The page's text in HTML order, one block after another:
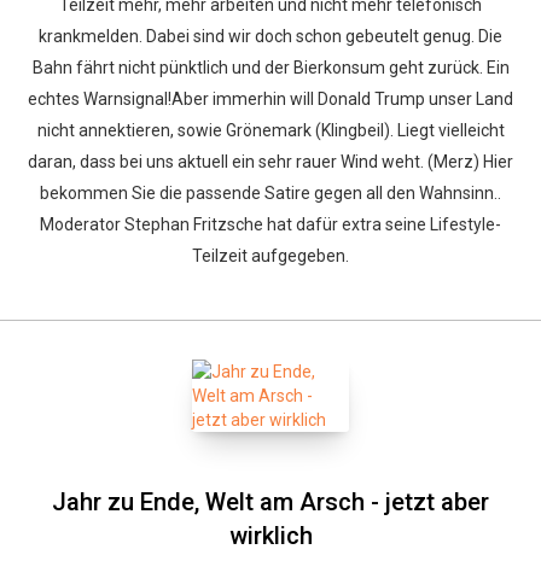
Teilzeit mehr, mehr arbeiten und nicht mehr telefonisch
krankmelden. Dabei sind wir doch schon gebeutelt genug. Die
Bahn fährt nicht pünktlich und der Bierkonsum geht zurück. Ein
echtes Warnsignal!Aber immerhin will Donald Trump unser Land
nicht annektieren, sowie Grönemark (Klingbeil). Liegt vielleicht
daran, dass bei uns aktuell ein sehr rauer Wind weht. (Merz) Hier
bekommen Sie die passende Satire gegen all den Wahnsinn..
Moderator Stephan Fritzsche hat dafür extra seine Lifestyle-
Teilzeit aufgegeben.
Jahr zu Ende, Welt am Arsch - jetzt aber
wirklich